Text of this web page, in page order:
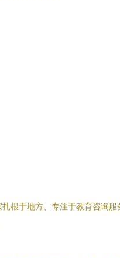
根于地方、专注于教育咨询